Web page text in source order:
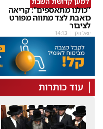
"כולנו מתאספים": קריאה
כואבת לצד מתווה מפורט
לציבור
יואל וולך |
14:13
עוד כותרות